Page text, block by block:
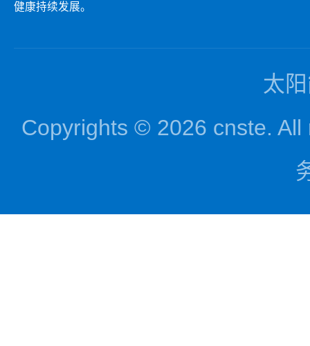
健康持续发展。
太
Copyrights © 2026 cnste. All